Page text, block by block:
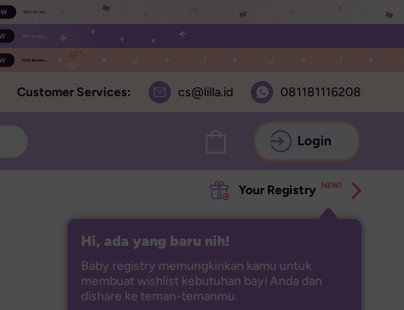
Customer Services: cs@lilla.id 081181116208
Login
Your Registry NEW!
Hi, ada yang baru nih!
Baby registry memungkinkan kamu untuk
membuat wishlist kebutuhan bayi Anda dan
dishare ke teman-temanmu.